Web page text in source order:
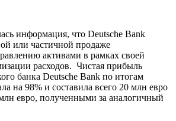
информация, что Deutsche Bank
или частичной продаже
активами в рамках своей
расходов. Чистая прибыль
банка Deutsche Bank по итогам
на 98% и составила всего 20 млн евро
евро, полученными за аналогичный